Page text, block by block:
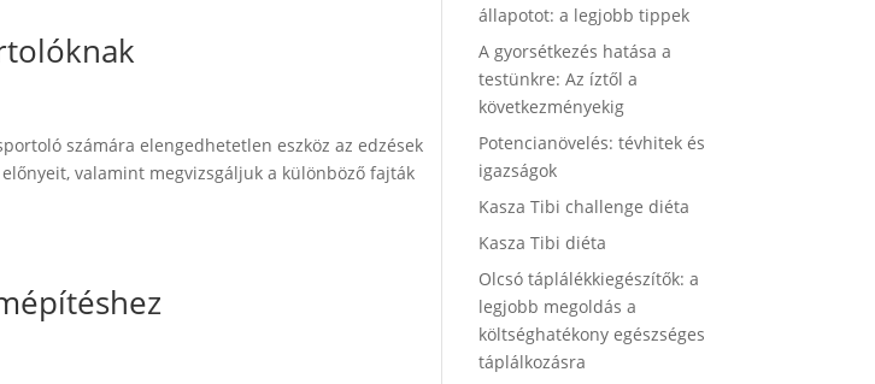
számára elengedhetetlen eszköz az edzések
valamint megvizsgáljuk a különböző fajták
állapotot: a legjobb tippek
A gyorsétkezés hatása a
testünkre: Az íztől a
következményekig
Potencianövelés: tévhitek és
igazságok
Kasza Tibi challenge diéta
Kasza Tibi diéta
Olcsó táplálékkiegészítők: a
legjobb megoldás a
költséghatékony egészséges
táplálkozásra